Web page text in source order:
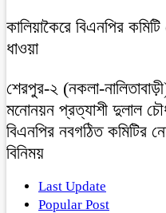
কালিয়াকৈরে বিএনপির
ধাওয়া
শেরপুর-২ (নকলা-
মনোনয়ন প্রত্যাশী দুলাল
বিএনপির নবগঠিত কমিটির
বিনিময়
Last Update
Popular Post